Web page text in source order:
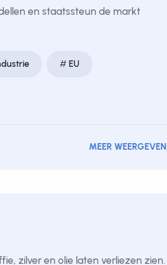
en staatssteun de markt
EU
MEER WEERGEVEN
zilver en olie laten verliezen zien.